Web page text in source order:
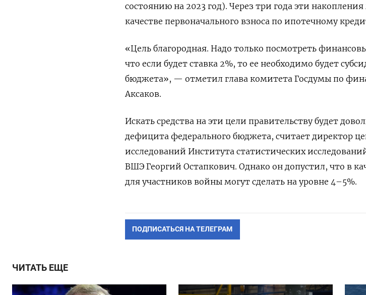
состоянию на 2023 год). Через три года эти
качестве первоначального взноса по ипотечному
«Цель благородная. Надо только посмотреть
что если будет ставка 2%, то ее необходимо будет
бюджета», — отметил глава комитета Госдумы по
Аксаков.
Искать средства на эти цели правительству будет
дефицита федерального бюджета, считает директор
исследований Института статистических
ВШЭ Георгий Остапкович. Однако он допустил, что в
для участников войны могут сделать на уровне 4–5%.
ПОДПИСАТЬСЯ НА ТЕЛЕГРАМ
ЧИТАТЬ ЕЩЕ